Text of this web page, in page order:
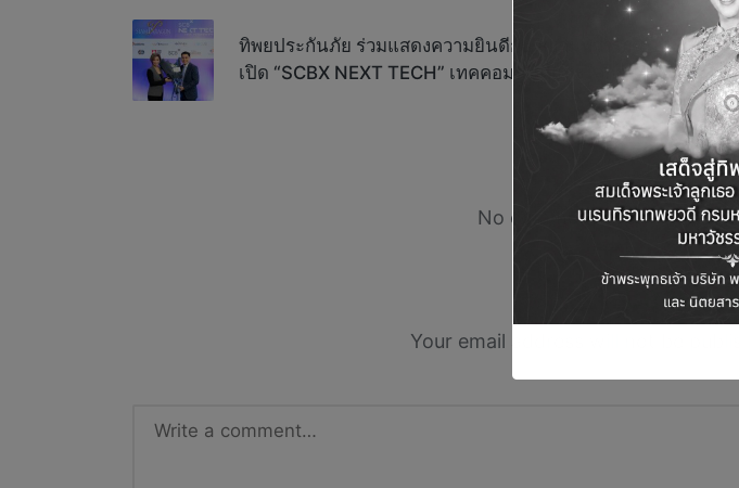
navigationทิพยประกันภัย ร่วมแสดงความยินดีกับ สยามพิวรรธน์ ในพิธี
เปิด “SCBX NEXT TECH” เทคคอมมูนิตี้แห่งโลกอนาคต
No comments yet. Why
Leave
Your email address will not be